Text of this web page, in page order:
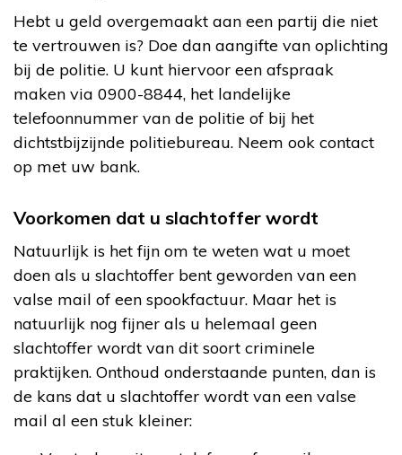
Hebt u geld overgemaakt aan een partij die niet
te vertrouwen is? Doe dan aangifte van oplichting
bij de politie. U kunt hiervoor een afspraak
maken via 0900-8844, het landelijke
telefoonnummer van de politie of bij het
dichtstbijzijnde politiebureau. Neem ook contact
op met uw bank.
Voorkomen dat u slachtoffer wordt
Natuurlijk is het fijn om te weten wat u moet
doen als u slachtoffer bent geworden van een
valse mail of een spookfactuur. Maar het is
natuurlijk nog fijner als u helemaal geen
slachtoffer wordt van dit soort criminele
praktijken. Onthoud onderstaande punten, dan is
de kans dat u slachtoffer wordt van een valse
mail al een stuk kleiner: